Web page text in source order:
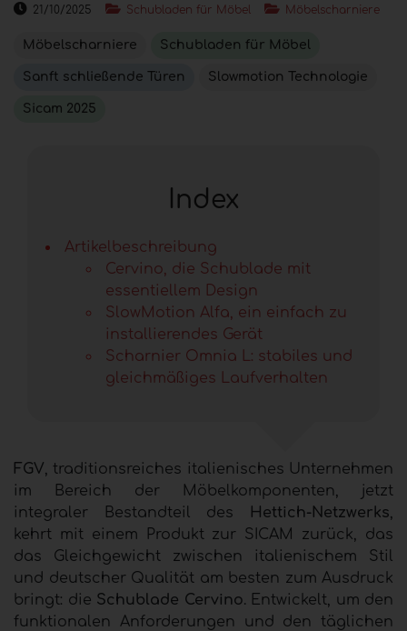
21/10/2025 Schubladen für Möbel Möbelscharniere
Möbelscharniere Schubladen für Möbel
Sanft schließende Türen Slowmotion Technologie
Sicam 2025
Index
Artikelbeschreibung
Cervino, die Schublade mit
essentiellem Design
SlowMotion Alfa, ein einfach zu
installierendes Gerät
Scharnier Omnia L: stabiles und
gleichmäßiges Laufverhalten
FGV, traditionsreiches italienisches Unternehmen
im Bereich der Möbelkomponenten, jetzt
integraler Bestandteil des
Hettich-Netzwerks,
kehrt mit einem Produkt zur SICAM zurück, das
das Gleichgewicht zwischen italienischem Stil
und deutscher Qualität am besten zum Ausdruck
bringt: die Schublade Cervino. Entwickelt, um den
funktionalen Anforderungen und den täglichen